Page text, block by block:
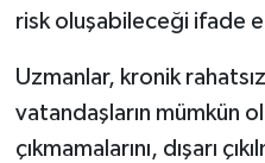
risk oluşabileceği ifade
Uzmanlar, kronik
vatandaşların mümkün
çıkmamalarını, dışarı